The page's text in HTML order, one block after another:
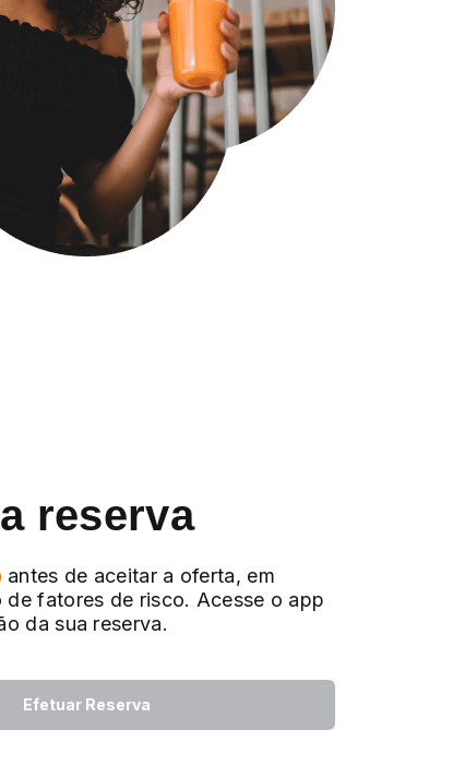
reserva
antes de aceitar a oferta, em
de fatores de risco. Acesse o app
da sua reserva.
Efetuar Reserva